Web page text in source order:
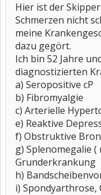
Hier ist der
Schmerzen nicht
meine
dazu gegört.
Ich bin 52 Jahre
diagnostizierten
a) Seropositive cP
b) Fibromyalgie
c) Arterielle
e) Reaktive
f) Obstruktive
g) Splenomegalie
Grunderkrankung
h)
i) Spondyarthrose,